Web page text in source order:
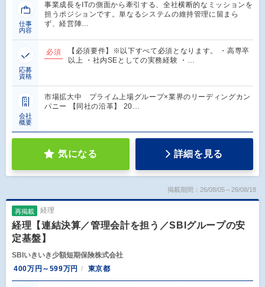
仕事
内容
事業成長をITの側面から牽引する、全社横断的なミッションを
担うポジションです。単なるシステムの維持管理に留まら
ず、経営陣…
応募
資格
必須
【必須要件】※以下すべて必須となります。 ・高専卒
以上 ・社内SEとしての実務経験 ・…
会社
概要
市場拡大中 プライム上場グループ×業界のリーディングカン
パニー 【同社の沿革】 20…
気になる 詳細を見る
掲載期間：26/08/05～26/08/18
再掲載 経理
経理【連結決算／管理会計を担う／SBIグループの安
定基盤】
SBIいきいき少額短期保険株式会社
400万円～599万円
東京都